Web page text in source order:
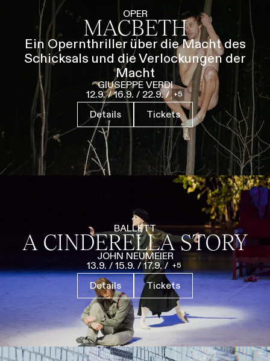
Führungen Jobs Kontakt
OPER
MACBETH
Ein Opernthriller über die Macht des
Schicksals und die Verlockungen der
Macht
GIUSEPPE VERDI
12.9. / 16.9. / 22.9. / 5
Details Tickets
BALLETT
A CINDERELLA STORY
JOHN NEUMEIER
13.9. / 15.9. / 17.9. / 5
Details Tickets